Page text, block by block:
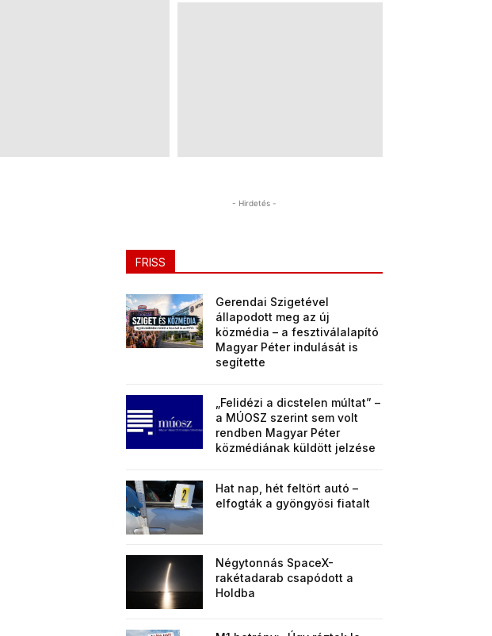
- Hirdetés -
FRISS
Gerendai Szigetével
állapodott meg az új
közmédia – a fesztiválalapító
Magyar Péter indulását is
segítette
„Felidézi a dicstelen múltat” –
a MÚOSZ szerint sem volt
rendben Magyar Péter
közmédiának küldött jelzése
Hat nap, hét feltört autó –
elfogták a gyöngyösi fiatalt
Négytonnás SpaceX-
rakétadarab csapódott a
Holdba